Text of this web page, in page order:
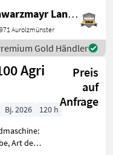
in
Schwarzmayr Landtechnik GmbH - Aurolzmünster
Aurolzmünster
Gold Händler
Agri
Preis
auf
Anfrage
Bj. 2026
120 h
Art der